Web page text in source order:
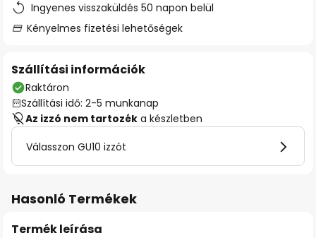
Ingyenes visszaküldés 50 napon belül
Kényelmes fizetési lehetőségek
Szállítási információk
Raktáron
Szállítási idő: 2-5 munkanap
Az izzó nem tartozék a készletben
Válasszon GU10 izzót
Hasonló Termékek
Termék leírása